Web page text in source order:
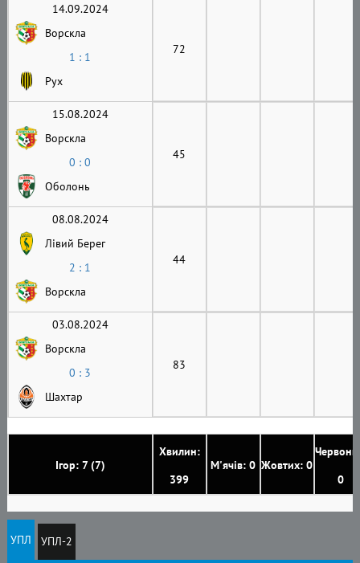
Ігор: 7 (7)
Хвилин:
399
М'ячів: 0 Жовтих: 0
0
14.09.2024
Ворскла
1 : 1
Рух
72
15.08.2024
Ворскла
0 : 0
Оболонь
45
08.08.2024
Лівий Берег
2 : 1
Ворскла
44
03.08.2024
Ворскла
0 : 3
Шахтар
83
УПЛ УПЛ-2